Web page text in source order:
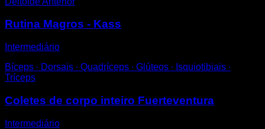
Rutina Magros - Kass
Intermediário
Bíceps ∙ Dorsais ∙ Quadríceps ∙ Glúteos ∙ Isquiotibiais ∙
Tríceps
Coletes de corpo inteiro Fuerteventura
Intermediário